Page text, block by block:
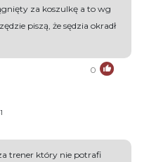
za koszulkę a to wg
piszą, że sędzia okradł
0
trener który nie potrafi